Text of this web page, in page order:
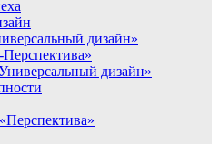
дизайн»
дизайн»